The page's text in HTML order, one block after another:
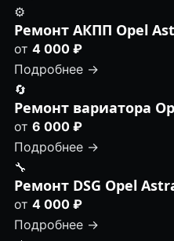
⚙️
Ремонт АКПП Opel
от 4 000 ₽
Подробнее →
🔄
Ремонт вариатора
от 6 000 ₽
Подробнее →
🔧
Ремонт DSG Opel
от 4 000 ₽
Подробнее →